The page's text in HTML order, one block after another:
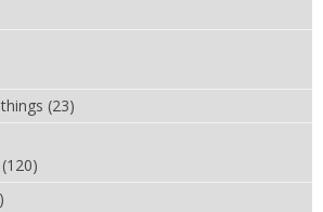
(23)
(120)